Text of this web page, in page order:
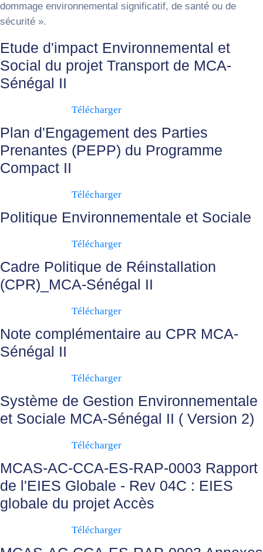
dommage environnemental significatif, de santé ou de
sécurité ».
Etude d'impact Environnemental et
Social du projet Transport de MCA-
Sénégal II
Télécharger
Plan d'Engagement des Parties
Prenantes (PEPP) du Programme
Compact II
Télécharger
Politique Environnementale et Sociale
Télécharger
Cadre Politique de Réinstallation
(CPR)_MCA-Sénégal II
Télécharger
Note complémentaire au CPR MCA-
Sénégal II
Télécharger
Système de Gestion Environnementale
et Sociale MCA-Sénégal II ( Version 2)
Télécharger
MCAS-AC-CCA-ES-RAP-0003 Rapport
de l'EIES Globale - Rev 04C : EIES
globale du projet Accès
Télécharger